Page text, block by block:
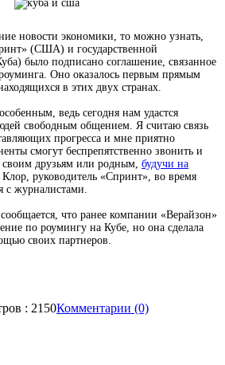
новости экономики, то можно узнать,
(США) и государственной
было подписано соглашение, связанное
Оно оказалось первым прямым
в этих двух странах.
ведь сегодня нам удастся
свободным общением. Я считаю связь
прогресса и мне приятно
смогут беспрепятственно звонить и
своим друзьям или родным, будучи на
руководитель «Спринт», во время
с журналистами.
что ранее компании «Верайзон»
по роумингу на Кубе, но она сделала
своих партнеров.
: 2150Комментарии (0)